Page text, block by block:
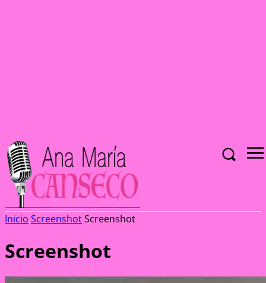
Inicio ScreenshotScreenshot
Screenshot